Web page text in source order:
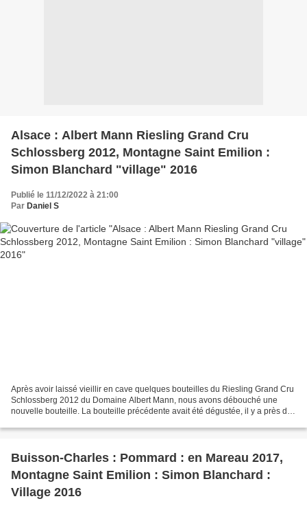
Alsace : Albert Mann Riesling Grand Cru
Schlossberg 2012, Montagne Saint Emilion :
Simon Blanchard "village" 2016
Publié le 11/12/2022 à 21:00
Par Daniel S
Après avoir laissé vieillir en cave quelques bouteilles du Riesling Grand Cru
Schlossberg 2012 du Domaine Albert Mann, nous avons débouché une
nouvelle bouteille. La bouteille précédente avait été dégustée, il y a près de
Buisson-Charles : Pommard : en Mareau 2017,
Montagne Saint Emilion : Simon Blanchard :
Village 2016